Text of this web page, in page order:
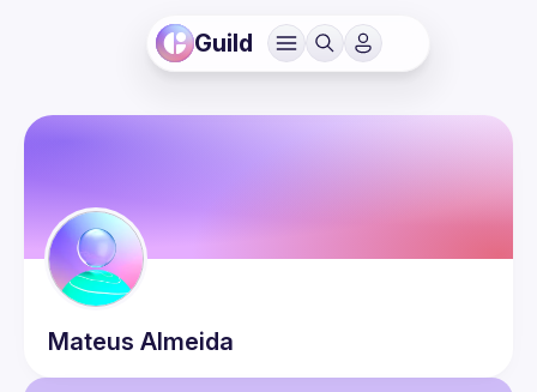
Guild
Mateus Almeida